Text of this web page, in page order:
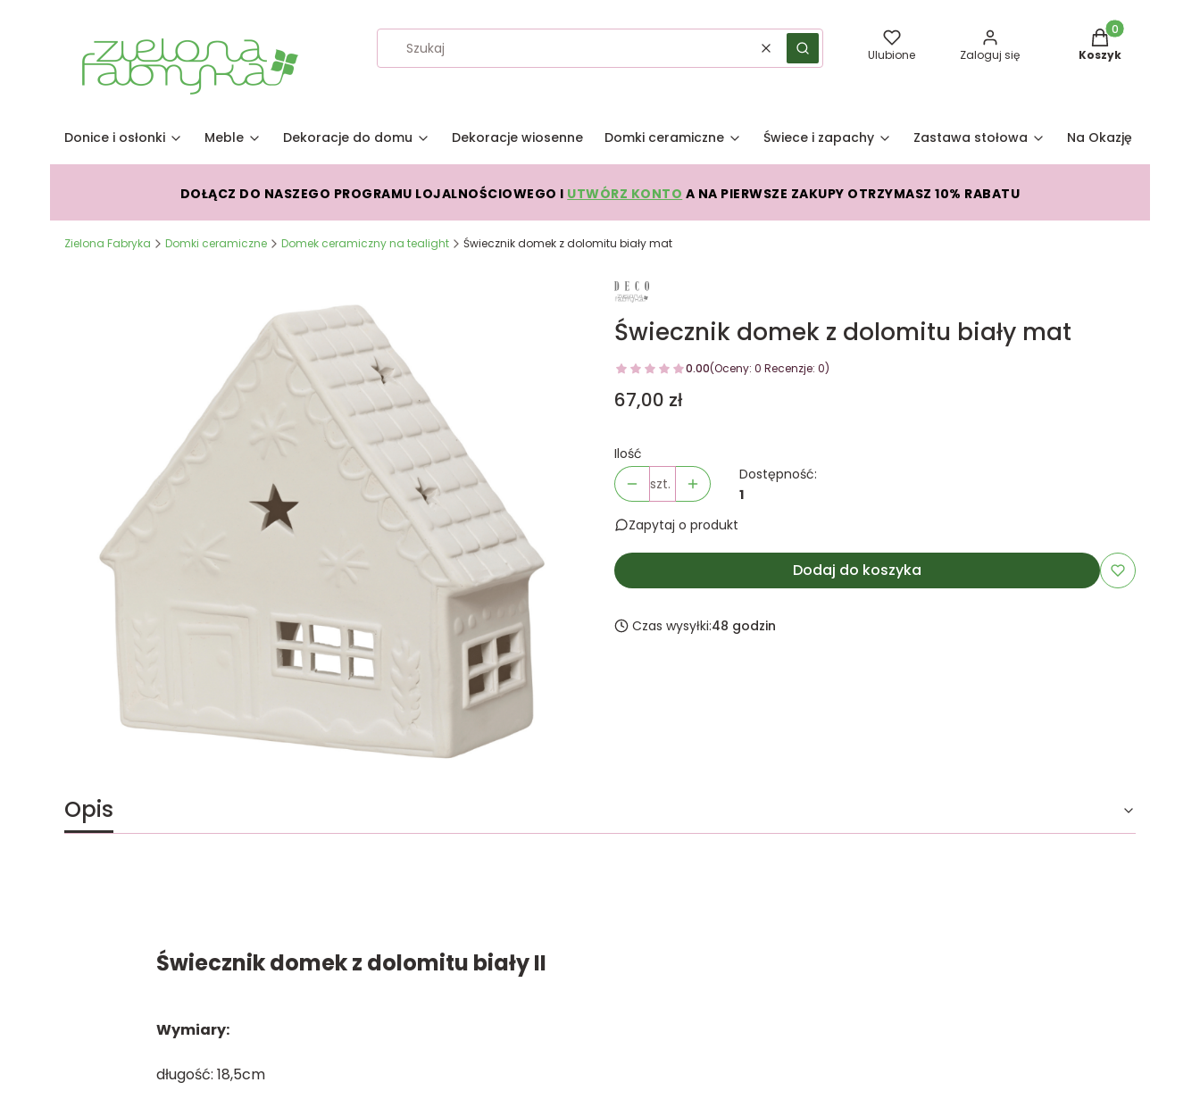
WyczyśćSzukaj Ulubione Zaloguj się
Produkty w
Koszyk
Donice i osłonki Meble Dekoracje do domu Dekoracje wiosenne Domki ceramiczne Świece i zapachy Zastawa stołowa Na Okazję
DOŁĄCZ DO NASZEGO PROGRAMU LOJALNOŚCIOWEGO I UTWÓRZ KONTO A NA PIERWSZE ZAKUPY OTRZYMASZ 10% RABATU
Zielona Fabryka Domki ceramiczne Domek ceramiczny na tealight Świecznik domek z dolomitu biały mat
Świecznik domek z dolomitu biały mat
0.00(Oceny: 0 Recenzje: 0)
Cena
67,00 zł
Ilość
szt.
Dostępność:
1
Zapytaj o produkt
Dodaj do koszyka
Czas wysyłki:48 godzin
Opis
Świecznik domek z dolomitu biały II
Wymiary:
długość: 18,5cm